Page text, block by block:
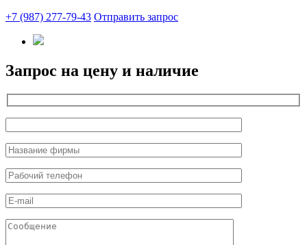
+7 (987) 277-79-43 Отправить запрос
Запрос на цену и наличие